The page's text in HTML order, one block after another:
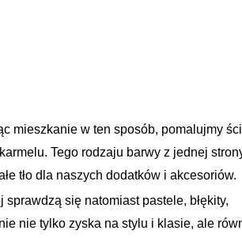
mieszkanie w ten sposób, pomalujmy
Tego rodzaju barwy z jednej
tło dla naszych dodatków i akcesoriów.
się natomiast pastele, błękity,
nie tylko zyska na stylu i klasie, ale